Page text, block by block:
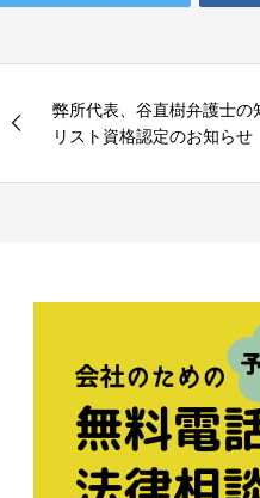
弊所代表、谷直樹弁護士の
リスト資格認定のお知らせ